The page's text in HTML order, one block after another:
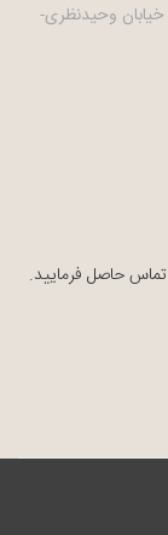
وحیدنظری-
حاصل فرمایید.